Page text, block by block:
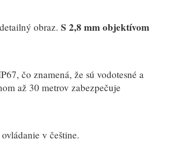
obraz. S 2,8 mm objektívom
čo znamená, že sú vodotesné a
až 30 metrov zabezpečuje
v češtine.